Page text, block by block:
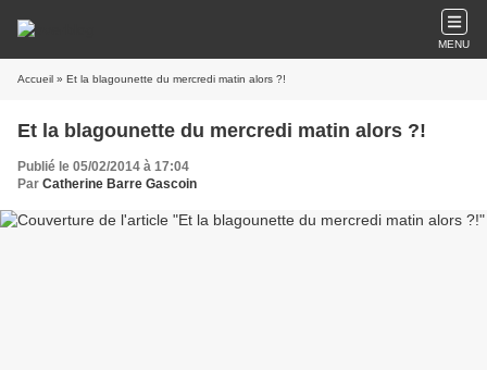
MENU
Accueil » Et la blagounette du mercredi matin alors ?!
Et la blagounette du mercredi matin alors ?!
Publié le 05/02/2014 à 17:04
Par Catherine Barre Gascoin